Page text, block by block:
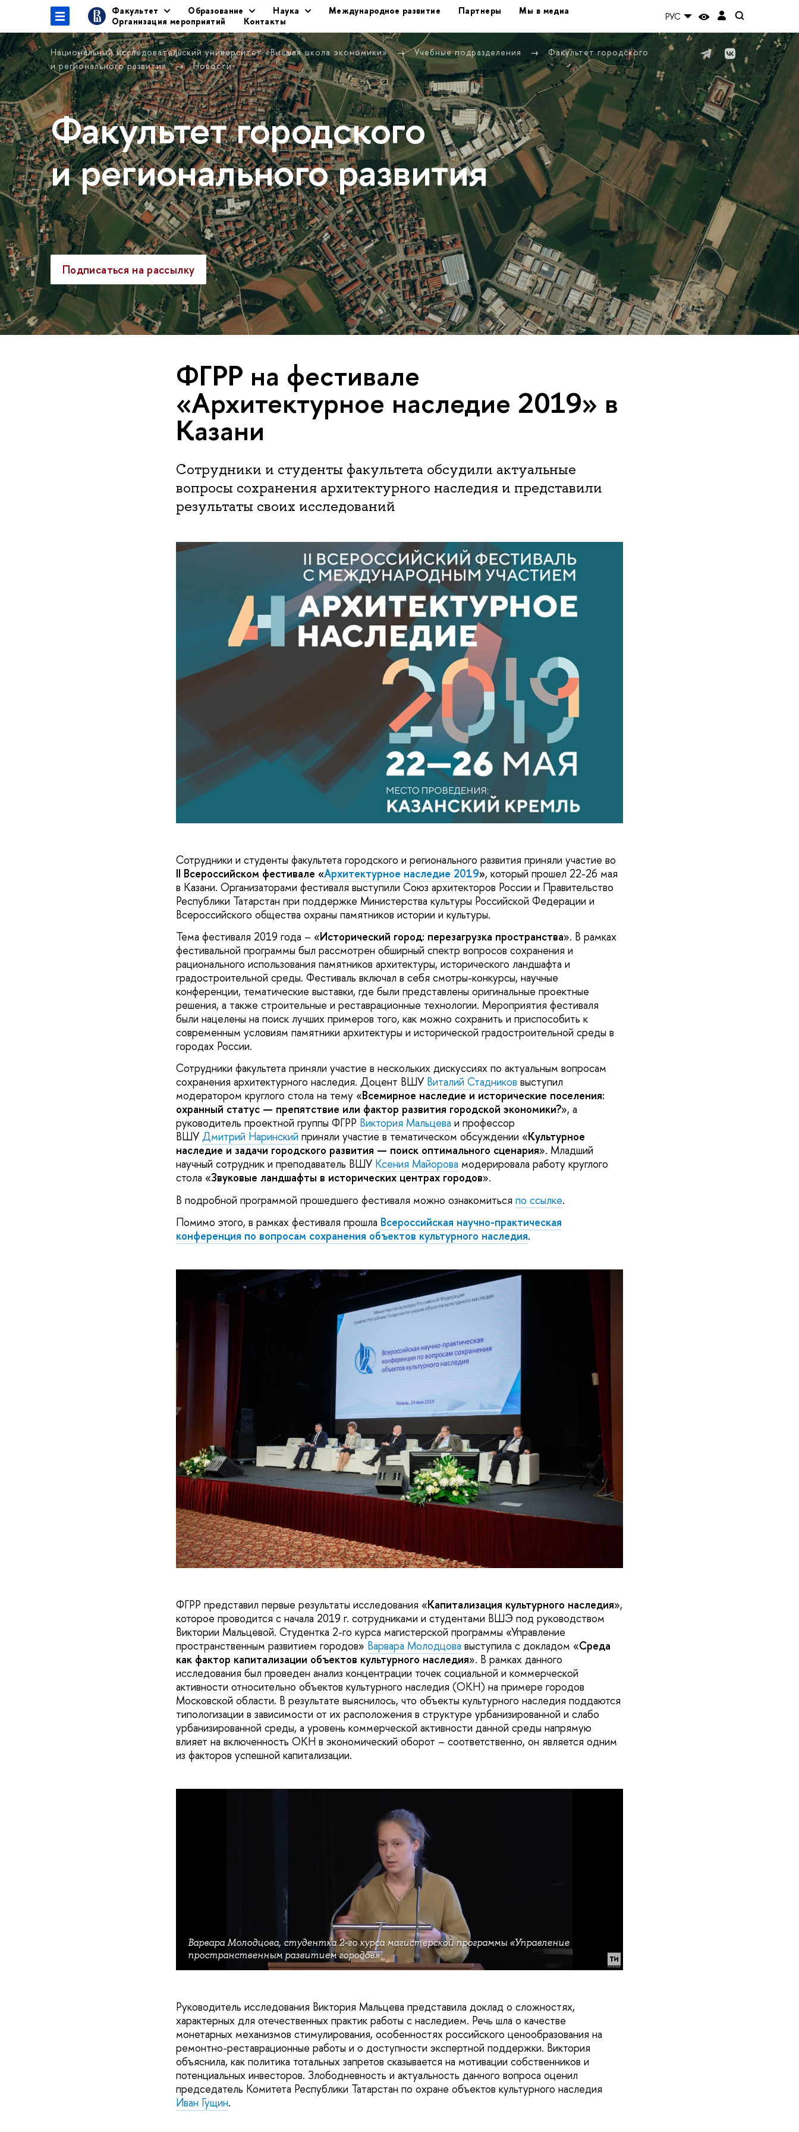
Факультет Образование Наука Международное развитие Партнеры
Мы в медиа
Организация мероприятий
Контакты РУС
Национальный исследовательский университет «Высшая школа экономики» Учебные подразделения
Факультет городского
и регионального развития
Новости
Факультет городского
и регионального развития
Подписаться на рассылку
ФГРР на фестивале
«Архитектурное наследие 2019» в
Казани
Сотрудники и студенты факультета обсудили актуальные
вопросы сохранения архитектурного наследия и представили
результаты своих исследований
Сотрудники и студенты факультета городского и регионального развития приняли участие во
II Всероссийском фестивале «Архитектурное наследие 2019», который прошел 22-26 мая
в Казани. Организаторами фестиваля выступили Союз архитекторов России и Правительство
Республики Татарстан при поддержке Министерства культуры Российской Федерации и
Всероссийского общества охраны памятников истории и культуры.
Тема фестиваля 2019 года – «Исторический город: перезагрузка пространства». В рамках
фестивальной программы был рассмотрен обширный спектр вопросов сохранения и
рационального использования памятников архитектуры, исторического ландшафта и
градостроительной среды. Фестиваль включал в себя смотры-конкурсы, научные
конференции, тематические выставки, где были представлены оригинальные проектные
решения, а также строительные и реставрационные технологии. Мероприятия фестиваля
были нацелены на поиск лучших примеров того, как можно сохранить и приспособить к
современным условиям памятники архитектуры и исторической градостроительной среды в
городах России.
Сотрудники факультета приняли участие в нескольких дискуссиях по актуальным вопросам
сохранения архитектурного наследия. Доцент ВШУ Виталий Стадников выступил
модератором круглого стола на тему «Всемирное наследие и исторические поселения:
охранный статус — препятствие или фактор развития городской экономики?», а
руководитель проектной группы ФГРР Виктория Мальцева и профессор
ВШУ Дмитрий Наринский приняли участие в тематическом обсуждении «Культурное
наследие и задачи городского развития — поиск оптимального сценария». Младший
научный сотрудник и преподаватель ВШУ Ксения Майорова модерировала работу круглого
стола «Звуковые ландшафты в исторических центрах городов».
В подробной программой прошедшего фестиваля можно ознакомиться по ссылке.
Помимо этого, в рамках фестиваля прошла Всероссийская научно-практическая
конференция по вопросам сохранения объектов культурного наследия.
ФГРР представил первые результаты исследования «Капитализация культурного наследия»,
которое проводится с начала 2019 г. сотрудниками и студентами ВШЭ под руководством
Виктории Мальцевой. Студентка 2-го курса магистерской программы «Управление
пространственным развитием городов» Варвара Молодцова выступила с докладом «Среда
как фактор капитализации объектов культурного наследия». В рамках данного
исследования был проведен анализ концентрации точек социальной и коммерческой
активности относительно объектов культурного наследия (ОКН) на примере городов
Московской области. В результате выяснилось, что объекты культурного наследия поддаются
типологизации в зависимости от их расположения в структуре урбанизированной и слабо
урбанизированной среды, а уровень коммерческой активности данной среды напрямую
влияет на включенность ОКН в экономический оборот – соответственно, он является одним
из факторов успешной капитализации.
Варвара Молодцова, студентка 2-го курса магистерской программы «Управление
пространственным развитием городов»
Руководитель исследования Виктория Мальцева представила доклад о сложностях,
характерных для отечественных практик работы с наследием. Речь шла о качестве
монетарных механизмов стимулирования, особенностях российского ценообразования на
ремонтно-реставрационные работы и о доступности экспертной поддержки. Виктория
объяснила, как политика тотальных запретов сказывается на мотивации собственников и
потенциальных инвесторов. Злободневность и актуальность данного вопроса оценил
председатель Комитета Республики Татарстан по охране объектов культурного наследия
Иван Гущин.